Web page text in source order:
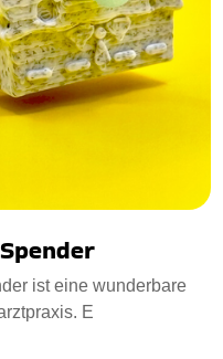
ist eine wunderbare
E